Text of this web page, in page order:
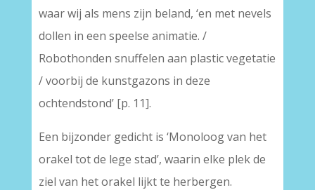
waar wij als mens zijn beland, ‘en met nevels
dollen in een speelse animatie. /
Robothonden snuffelen aan plastic vegetatie
/ voorbij de kunstgazons in deze
ochtendstond’ [p. 11].
Een bijzonder gedicht is ‘Monoloog van het
orakel tot de lege stad’, waarin elke plek de
ziel van het orakel lijkt te herbergen.